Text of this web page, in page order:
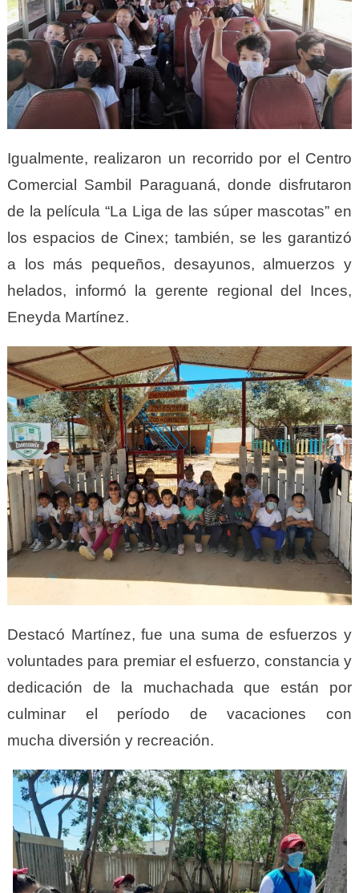
Igualmente, realizaron un recorrido por el Centro
Comercial Sambil Paraguaná, donde disfrutaron
de la película “La Liga de las súper mascotas” en
los espacios de Cinex; también, se les garantizó
a los más pequeños, desayunos, almuerzos y
helados, informó la gerente regional del Inces,
Eneyda Martínez.
Destacó Martínez, fue una suma de esfuerzos y
voluntades para premiar el esfuerzo, constancia y
dedicación de la muchachada que están por
culminar el período de vacaciones con
mucha diversión y recreación.